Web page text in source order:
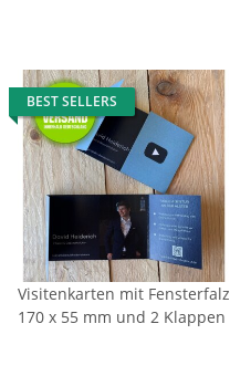
BEST SELLERS
Visitenkarten mit Fensterfalz
170 x 55 mm und 2 Klappen